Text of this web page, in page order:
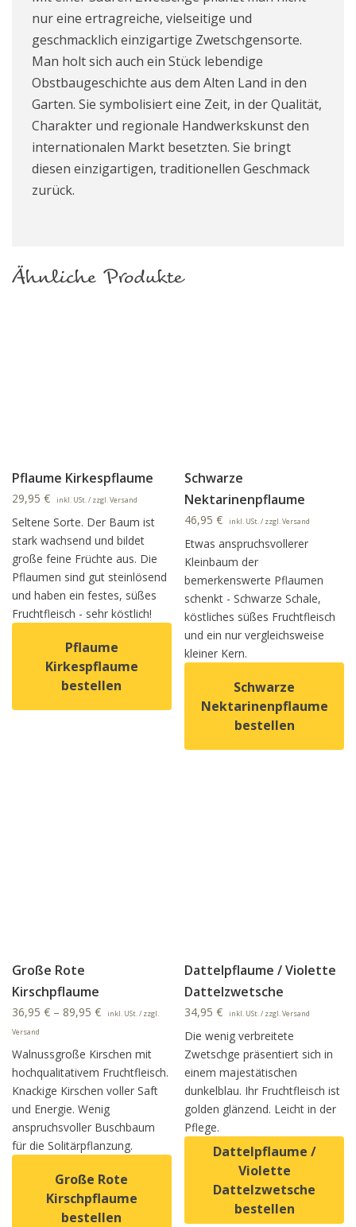
nur eine ertragreiche, vielseitige und
geschmacklich einzigartige Zwetschgensorte.
Man holt sich auch ein Stück lebendige
Obstbaugeschichte aus dem Alten Land in den
Garten. Sie symbolisiert eine Zeit, in der Qualität,
Charakter und regionale Handwerkskunst den
internationalen Markt besetzten. Sie bringt
diesen einzigartigen, traditionellen Geschmack
zurück.
Ähnliche Produkte
Pflaume Kirkespflaume
29,95 € inkl. USt. / zzgl. Versand
Seltene Sorte. Der Baum ist
stark wachsend und bildet
große feine Früchte aus. Die
Pflaumen sind gut steinlösend
und haben ein festes, süßes
Fruchtfleisch - sehr köstlich!
Pflaume
Kirkespflaume
bestellen
Dieses Produkt weist mehrere Varianten auf. Die
Schwarze
Nektarinenpflaume
46,95€ inkl. USt. / zzgl. Versand
Etwas anspruchsvollerer
Kleinbaum der
bemerkenswerte Pflaumen
schenkt - Schwarze Schale,
köstliches süßes Fruchtfleisch
und ein nur vergleichsweise
kleiner Kern.
Schwarze
Nektarinenpflaume
bestellen
Große Rote
Kirschpflaume
36,95 € – 89,95 €
inkl. USt. / zzgl.
Versand
Walnussgroße Kirschen mit
hochqualitativem Fruchtfleisch.
Knackige Kirschen voller Saft
und Energie. Wenig
anspruchsvoller Buschbaum
für die Solitärpflanzung.
Große Rote
Kirschpflaume
bestellen
Dattelpflaume / Violette
Dattelzwetsche
34,95€ inkl. USt. / zzgl. Versand
Die wenig verbreitete
Zwetschge präsentiert sich in
einem majestätischen
dunkelblau. Ihr Fruchtfleisch ist
golden glänzend. Leicht in der
Pflege.
Dattelpflaume /
Violette
Dattelzwetsche
bestellen